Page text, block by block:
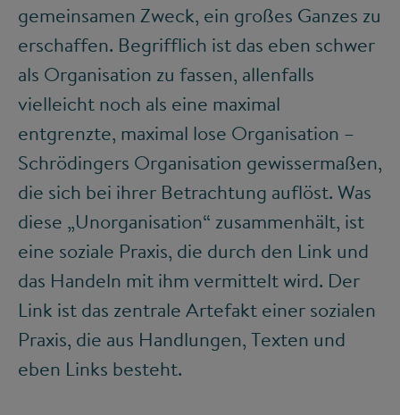
gemeinsamen Zweck, ein großes Ganzes zu
erschaffen. Begrifflich ist das eben schwer
als Organisation zu fassen, allenfalls
vielleicht noch als eine maximal
entgrenzte, maximal lose Organisation –
Schrödingers Organisation gewissermaßen,
die sich bei ihrer Betrachtung auflöst. Was
diese „Unorganisation“ zusammenhält, ist
eine soziale Praxis, die durch den Link und
das Handeln mit ihm vermittelt wird. Der
Link ist das zentrale Artefakt einer sozialen
Praxis, die aus Handlungen, Texten und
eben Links besteht.